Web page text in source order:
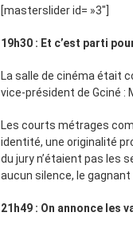
[masterslider id= »3″]
19h30 : Et c’est parti
La salle de cinéma était
vice-président de Gciné :
Les courts métrages
identité, une originalité
du jury n’étaient pas les
aucun silence, le
21h49 : On annonce les